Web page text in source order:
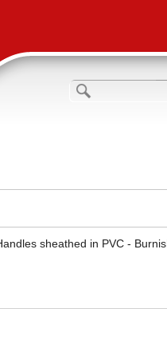
sheathed in PVC -